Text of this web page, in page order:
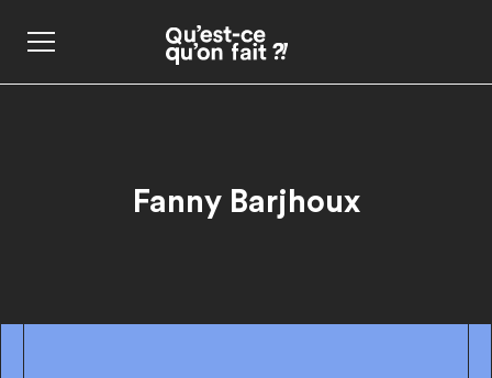
Fanny Barjhoux